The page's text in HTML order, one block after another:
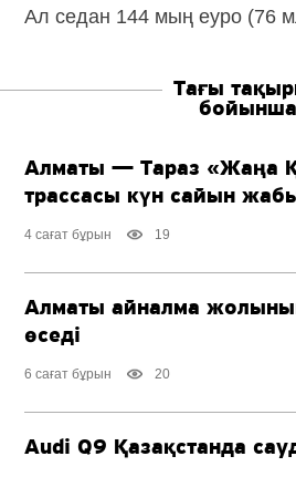
Ал седан 144 мың еуро (76
Тағы
бойынша
Алматы — Тараз «Жаңа
трассасы күн сайын
4 сағат бұрын 19
Алматы айналма
өседі
6 сағат бұрын 20
Audi Q9 Қазақстанда